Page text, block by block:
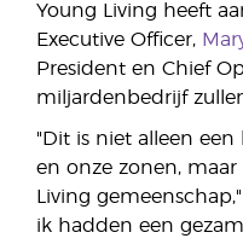
Young Living heeft
Executive Officer,
President en Chief
miljardenbedrijf
"Dit is niet alleen
en onze zonen,
Living
ik hadden een